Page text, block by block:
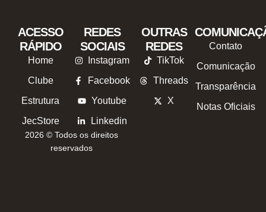
ACESSO
RÁPIDO
Home
Clube
Estrutura
JecStore
REDES
SOCIAIS
Instagram
Facebook
Youtube
Linkedin
OUTRAS
REDES
TikTok
Threads
X
Contato
Comunicação
Transparência
Notas Oficiais
2026 © Todos os direitos
reservados